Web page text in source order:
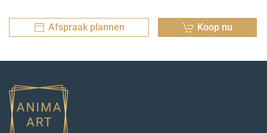
Afspraak plannen Koop nu